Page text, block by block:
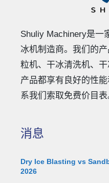
Shuliy Machinery是一
冰机制造商。我们的
粒机、干冰清洗机、
产品都享有良好的性
系我们索取免费价目表
消息
Dry Ice Blasting vs
2026